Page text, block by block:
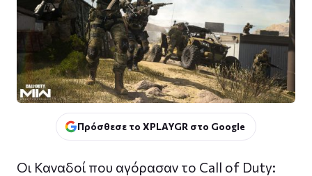
Πρόσθεσε το XPLAYGR στο Google
Οι Καναδοί που αγόρασαν το Call of Duty: